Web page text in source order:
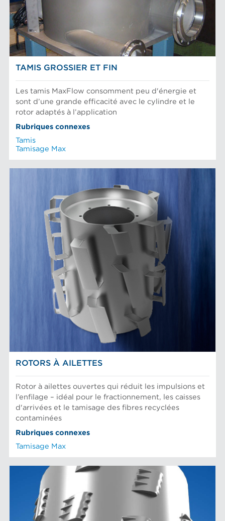
TAMIS GROSSIER ET FIN
Les tamis MaxFlow consomment peu d'énergie et
sont d’une grande efficacité avec le cylindre et le
rotor adaptés à l’application
Rubriques connexes
Tamis
Tamisage Max
ROTORS À AILETTES
Rotor à ailettes ouvertes qui réduit les impulsions et
l’enfilage – idéal pour le fractionnement, les caisses
d'arrivées et le tamisage des fibres recyclées
contaminées
Rubriques connexes
Tamisage Max